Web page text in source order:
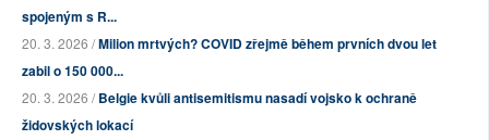
spojeným s R...
20. 3. 2026 /Milion mrtvých? COVID zřejmě během prvních dvou let
zabil o 150 000...
20. 3. 2026 /Belgie kvůli antisemitismu nasadí vojsko k ochraně
židovských lokací